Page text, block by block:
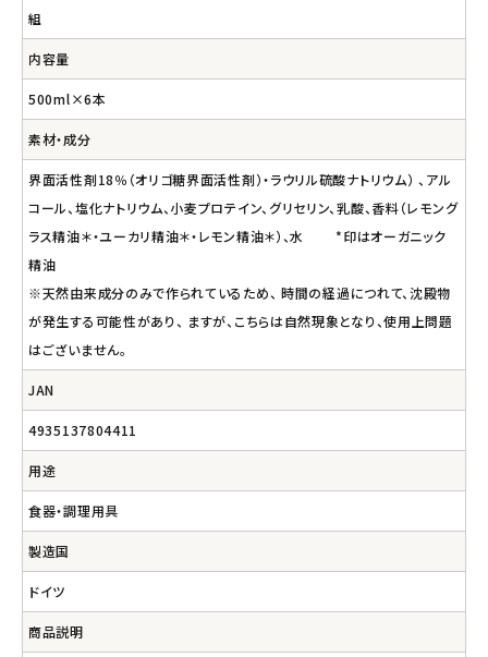
アカウント情報
ようこそ ゲスト 様
meeting_room ログイン
組
内容量
500ml×6本
素材・成分
界面活性剤18％（オリゴ糖界面活性剤）・ラウリル硫酸ナトリウム） 、アル
コール、塩化ナトリウム、小麦プロテイン、グリセリン、乳酸、香料（レモング
ラス精油＊・ユーカリ精油＊・レモン精油＊）、水 *印はオーガニック
精油
※天然由来成分のみで作られているため、 時間の経過につれて、沈殿物
が発生する可能性があり、 ますが、こちらは自然現象となり、使用上問題
はございません。
JAN
4935137804411
用途
食器・調理用具
製造国
ドイツ
商品説明